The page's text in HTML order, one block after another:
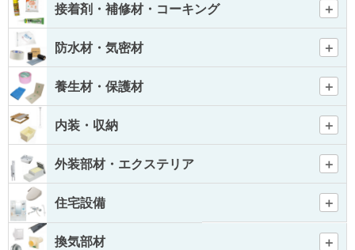
接着剤・補修材・コーキング
防水材・気密材
養生材・保護材
内装・収納
外装部材・エクステリア
住宅設備
換気部材